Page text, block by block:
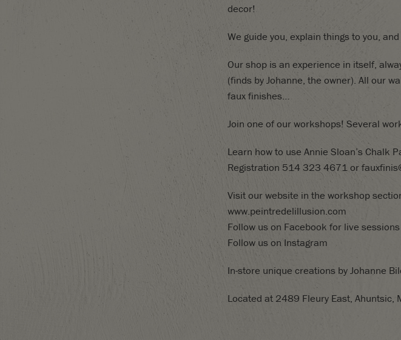
decor!
We guide you, explain things to you,
Our shop is an experience in itself,
(finds by Johanne, the owner). All our
faux finishes…
Join one of our workshops! Several
Learn how to use Annie Sloan’s Chalk
Registration 514 323 4671 or
Visit our website in the workshop
www.peintredelillusion.com
Follow us on Facebook for live
Follow us on Instagram
In-store unique creations by Johanne
Located at 2489 Fleury East,